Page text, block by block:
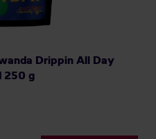
Drippin All Day
250 g